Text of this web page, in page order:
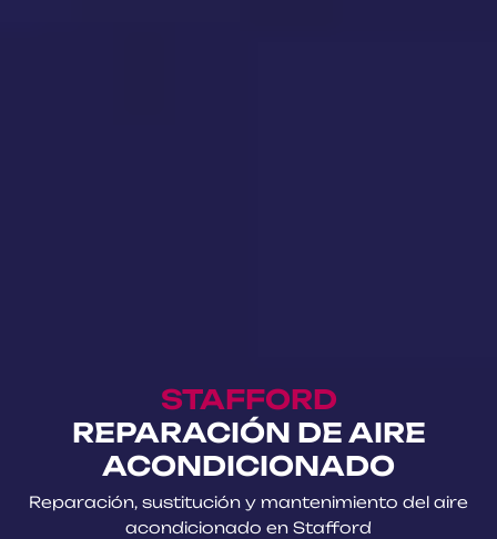
STAFFORD
REPARACIÓN DE AIRE
ACONDICIONADO
Reparación, sustitución y mantenimiento del aire
acondicionado en Stafford